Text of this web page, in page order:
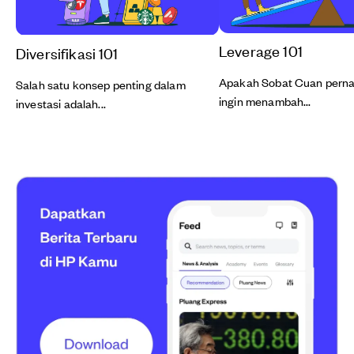
Diversifikasi 101
Salah satu konsep penting dalam
investasi adalah...
Leverage 101
Apakah Sobat Cuan
ingin menambah...